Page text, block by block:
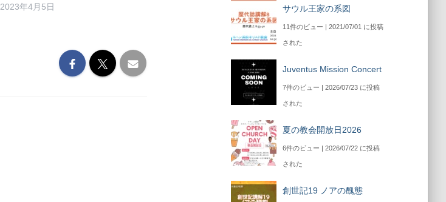
2023年4月5日
サウル王家の系図
11件のビュー 2021/07/01 に投稿
された
Juventus Mission Concert
7件のビュー 2026/07/23 に投稿
された
夏の教会開放日2026
6件のビュー 2026/07/22 に投稿
された
創世記19 ノアの醜態